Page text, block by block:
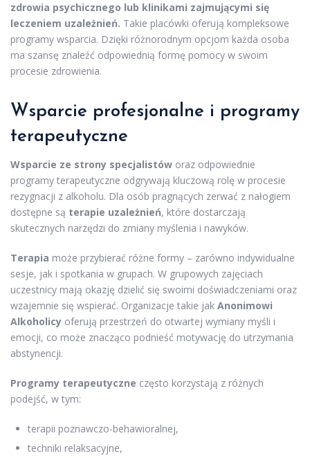
zdrowia psychicznego lub klinikami zajmującymi się
leczeniem uzależnień. Takie placówki oferują kompleksowe
programy wsparcia. Dzięki różnorodnym opcjom każda osoba
ma szansę znaleźć odpowiednią formę pomocy w swoim
procesie zdrowienia.
Wsparcie profesjonalne i programy
terapeutyczne
Wsparcie ze strony specjalistów oraz odpowiednie
programy terapeutyczne odgrywają kluczową rolę w procesie
rezygnacji z alkoholu. Dla osób pragnących zerwać z nałogiem
dostępne są terapie uzależnień, które dostarczają
skutecznych narzędzi do zmiany myślenia i nawyków.
Terapia może przybierać różne formy – zarówno indywidualne
sesje, jak i spotkania w grupach. W grupowych zajęciach
uczestnicy mają okazję dzielić się swoimi doświadczeniami oraz
wzajemnie się wspierać. Organizacje takie jak Anonimowi
Alkoholicy oferują przestrzeń do otwartej wymiany myśli i
emocji, co może znacząco podnieść motywację do utrzymania
abstynencji.
Programy terapeutyczne często korzystają z różnych
podejść, w tym:
terapii poznawczo-behawioralnej,
techniki relaksacyjne,